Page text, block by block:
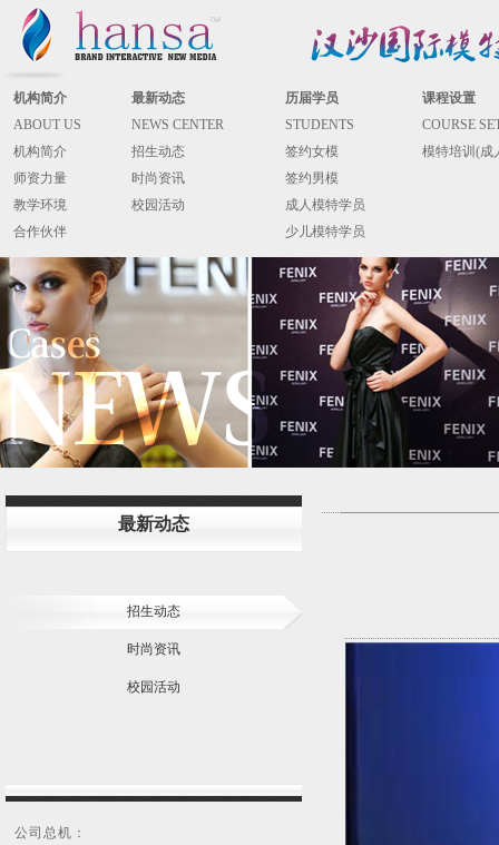
机构简介 最新动态 历届学员
课程设置
ABOUT US
NEWS CENTER STUDENTS
COURSE
机构简介
招生动态 签约女模
模特培训(成
师资力量
时尚资讯
签约男模
教学环境
校园活动
成人模特学员
合作伙伴
少儿模特学员
最新动态
招生动态
时尚资讯
校园活动
公司总机：